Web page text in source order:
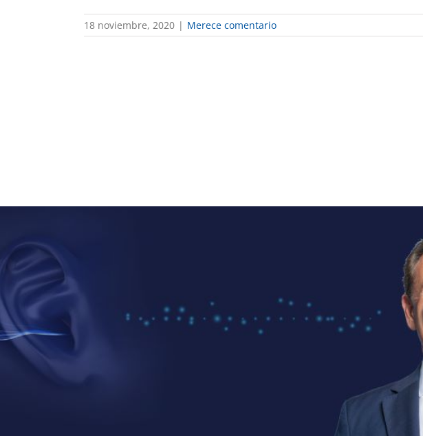
18 noviembre, 2020 | Merece comentario